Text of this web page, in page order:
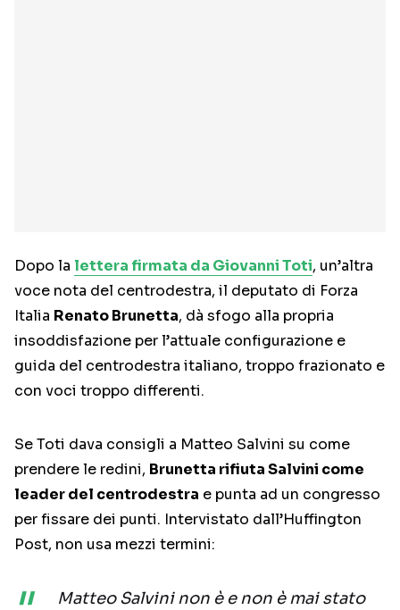
Dopo la lettera firmata da Giovanni Toti, un’altra
voce nota del centrodestra, il deputato di Forza
Italia Renato Brunetta, dà sfogo alla propria
insoddisfazione per l’attuale configurazione e
guida del centrodestra italiano, troppo frazionato e
con voci troppo differenti.
Se Toti dava consigli a Matteo Salvini su come
prendere le redini, Brunetta rifiuta Salvini come
leader del centrodestra e punta ad un congresso
per fissare dei punti. Intervistato dall’Huffington
Post, non usa mezzi termini:
Matteo Salvini non è e non è mai stato